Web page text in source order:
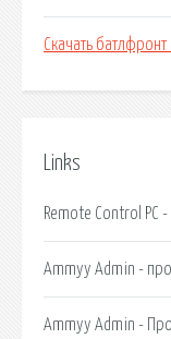
Скачать батлфронт
Links
Remote Control PC
Ammyy Admin -
Ammyy Admin -